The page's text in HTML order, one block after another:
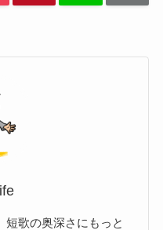
短歌の奥深さにもっと